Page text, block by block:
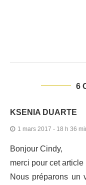
6
KSENIA DUARTE
1 mars 2017 - 18 h 36
Bonjour Cindy,
merci pour cet
Nous préparons un